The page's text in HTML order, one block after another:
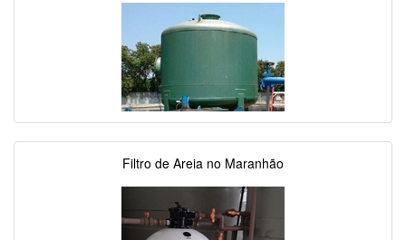
Filtro de Areia no Maranhão